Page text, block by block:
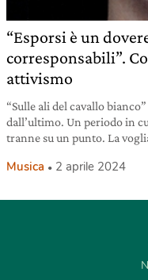
“Esporsi è un
corresponsabili”.
attivismo
“Sulle ali del cavallo
dall’ultimo. Un periodo in
tranne su un punto. La
Musica 2 aprile 2024